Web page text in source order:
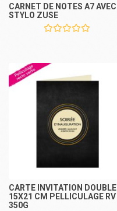
CARNET DE NOTES A7 AVEC
STYLO ZUSE
CARTE INVITATION DOUBLE
15X21 CM PELLICULAGE RV
350G